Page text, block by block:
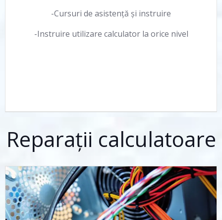
-Cursuri de asistență și instruire
-Instruire utilizare calculator la orice nivel
Reparații calculatoare